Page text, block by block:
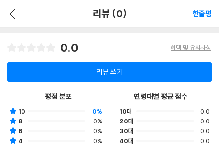
리뷰 (0) 한줄평
0.0 혜택 및 유의사항
리뷰 쓰기
평점 분포
10
0%
8
0%
6
0%
4
0%
연령대별 평균 점수
10대
0.0
20대
0.0
30대
0.0
40대
0.0